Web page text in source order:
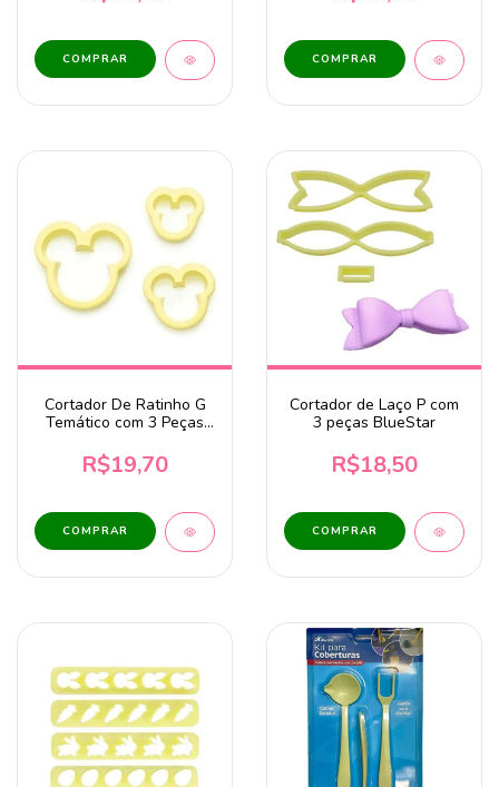
Cortador De Ratinho G
Temático com 3 Peças
R$19,70
Cortador de Laço P com
3 peças BlueStar
R$18,50